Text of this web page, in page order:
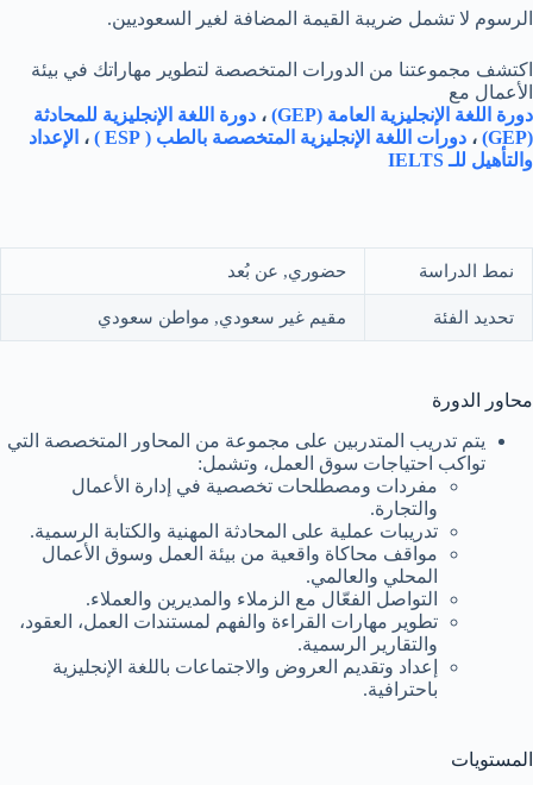
الرسوم لا تشمل ضريبة القيمة المضافة لغير السعوديين.
اكتشف مجموعتنا من الدورات المتخصصة لتطوير مهاراتك في بيئة
الأعمال مع
دورة اللغة الإنجليزية العامة (GEP)
، دورة اللغة الإنجليزية للمحادثة
(GEP)
، دورات اللغة الإنجليزية المتخصصة بالطب ( ESP ) ، الإعداد
والتأهيل للـ IELTS
نمط الدراسة حضوري, عن بُعد
تحديد الفئة مقيم غير سعودي, مواطن سعودي
محاور الدورة
يتم تدريب المتدربين على مجموعة من المحاور المتخصصة التي
تواكب احتياجات سوق العمل، وتشمل:
مفردات ومصطلحات تخصصية في إدارة الأعمال
والتجارة.
تدريبات عملية على المحادثة المهنية والكتابة الرسمية.
مواقف محاكاة واقعية من بيئة العمل وسوق الأعمال
المحلي والعالمي.
التواصل الفعّال مع الزملاء والمديرين والعملاء.
تطوير مهارات القراءة والفهم لمستندات العمل، العقود،
والتقارير الرسمية.
إعداد وتقديم العروض والاجتماعات باللغة الإنجليزية
باحترافية.
المستويات